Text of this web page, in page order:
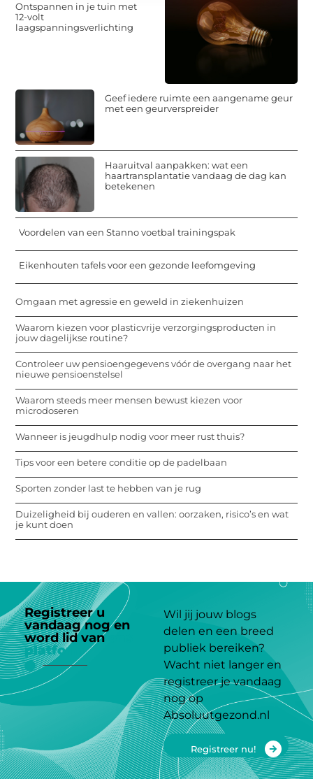
Ontspannen in je tuin met
12-volt
laagspanningsverlichting
Geef iedere ruimte een aangename geur
met een geurverspreider
Haaruitval aanpakken: wat een
haartransplantatie vandaag de dag kan
betekenen
Voordelen van een Stanno voetbal trainingspak
Eikenhouten tafels voor een gezonde leefomgeving
Omgaan met agressie en geweld in ziekenhuizen
Waarom kiezen voor plasticvrije verzorgingsproducten in
jouw dagelijkse routine?
Controleer uw pensioengegevens vóór de overgang naar het
nieuwe pensioenstelsel
Waarom steeds meer mensen bewust kiezen voor
microdoseren
Wanneer is jeugdhulp nodig voor meer rust thuis?
Tips voor een betere conditie op de padelbaan
Sporten zonder last te hebben van je rug
Duizeligheid bij ouderen en vallen: oorzaken, risico’s en wat
je kunt doen
Registreer u
vandaag nog en
word lid van
platform
Wil jij jouw blogs
delen en een breed
publiek bereiken?
Wacht niet langer en
registreer je vandaag
nog op
Absoluutgezond.nl
Registreer nu!